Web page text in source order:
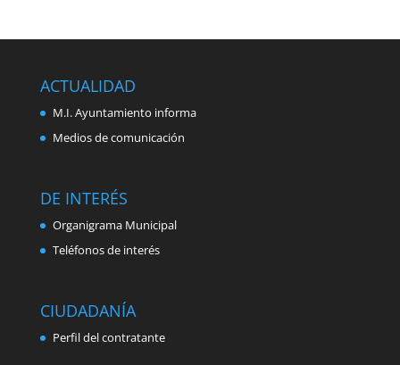
ACTUALIDAD
M.I. Ayuntamiento informa
Medios de comunicación
DE INTERÉS
Organigrama Municipal
Teléfonos de interés
CIUDADANÍA
Perfil del contratante